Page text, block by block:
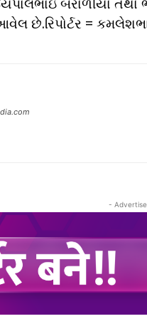
આવેલ છે.રિપોર્ટર =
-